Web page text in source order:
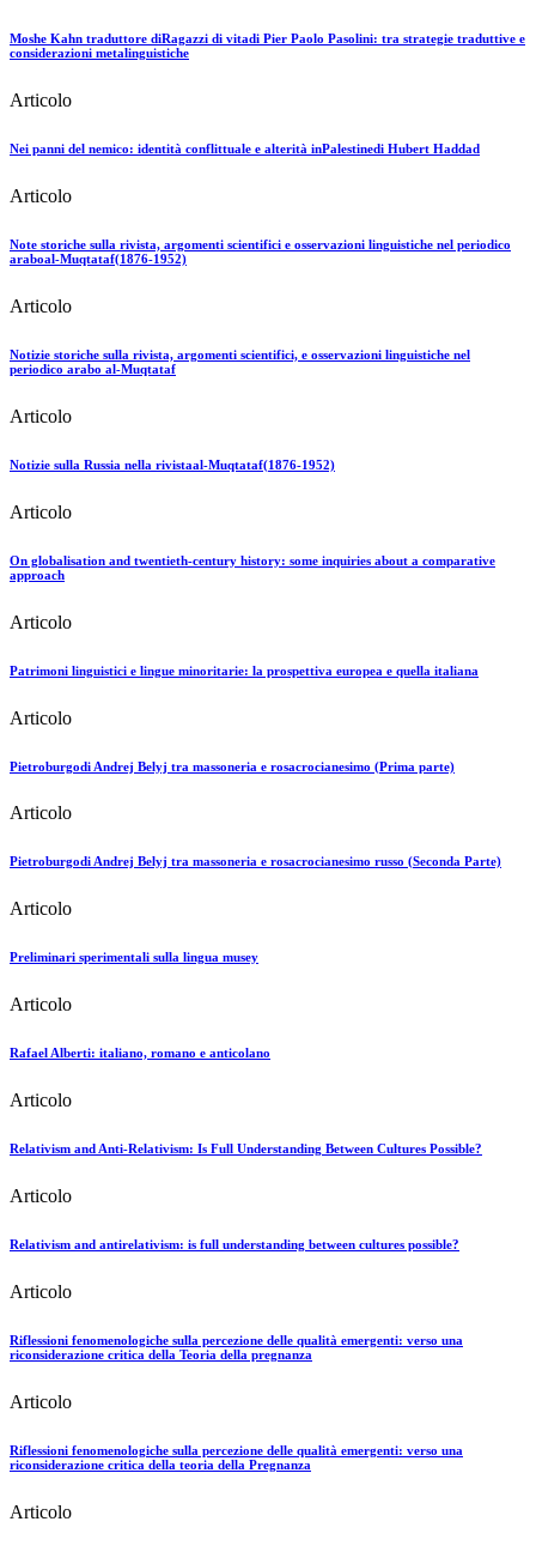
Moshe Kahn traduttore diRagazzi di vitadi Pier Paolo Pasolini: tra strategie traduttive e
considerazioni metalinguistiche
Articolo
Nei panni del nemico: identità conflittuale e alterità inPalestinedi Hubert Haddad
Articolo
Note storiche sulla rivista, argomenti scientifici e osservazioni linguistiche nel periodico
araboal-Muqtataf(1876-1952)
Articolo
Notizie storiche sulla rivista, argomenti scientifici, e osservazioni linguistiche nel
periodico arabo al-Muqtataf
Articolo
Notizie sulla Russia nella rivistaal-Muqtataf(1876-1952)
Articolo
On globalisation and twentieth-century history: some inquiries about a comparative
approach
Articolo
Patrimoni linguistici e lingue minoritarie: la prospettiva europea e quella italiana
Articolo
Pietroburgodi Andrej Belyj tra massoneria e rosacrocianesimo (Prima parte)
Articolo
Pietroburgodi Andrej Belyj tra massoneria e rosacrocianesimo russo (Seconda Parte)
Articolo
Preliminari sperimentali sulla lingua musey
Articolo
Rafael Alberti: italiano, romano e anticolano
Articolo
Relativism and Anti-Relativism: Is Full Understanding Between Cultures Possible?
Articolo
Relativism and antirelativism: is full understanding between cultures possible?
Articolo
Riflessioni fenomenologiche sulla percezione delle qualità emergenti: verso una
riconsiderazione critica della Teoria della pregnanza
Articolo
Riflessioni fenomenologiche sulla percezione delle qualità emergenti: verso una
riconsiderazione critica della teoria della Pregnanza
Articolo